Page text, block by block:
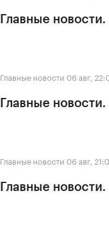
Главные
Главные новости 06 авг,
Главные
Главные новости 06 авг,
Главные